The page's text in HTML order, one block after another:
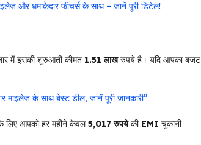
और धमाकेदार फीचर्स के साथ – जानें पूरी डिटेल!
में इसकी शुरुआती कीमत 1.51 लाखरुपये है। यदि आपका बजट
माइलेज के साथ बेस्ट डील, जानें पूरी जानकारी”
लिए आपको हर महीने केवल5,017 रुपयेकीEMI चुकानी